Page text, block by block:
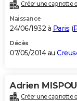
Créer une cagnotte
Naissance
24/06/1932 à Paris (
Décès
07/05/2014 au
Adrien
Créer une cagnotte